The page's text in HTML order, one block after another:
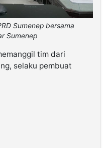
Sumenep bersama
Sumenep
tim dari
selaku pembuat